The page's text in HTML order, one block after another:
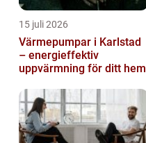
15 juli 2026
Värmepumpar i Karlstad
– energieffektiv
uppvärmning för ditt hem